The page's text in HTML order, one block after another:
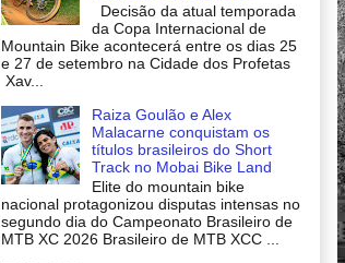
Decisão da atual temporada
da Copa Internacional de
Mountain Bike acontecerá entre os dias 25
e 27 de setembro na Cidade dos Profetas
Xav...
Raiza Goulão e Alex
Malacarne conquistam os
títulos brasileiros do Short
Track no Mobai Bike Land
Elite do mountain bike
nacional protagonizou disputas intensas no
segundo dia do Campeonato Brasileiro de
MTB XC 2026 Brasileiro de MTB XCC ...